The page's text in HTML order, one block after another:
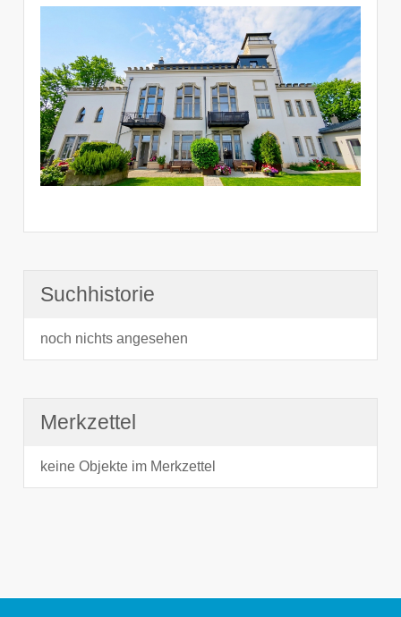
Suchhistorie
noch nichts angesehen
Merkzettel
keine Objekte im Merkzettel